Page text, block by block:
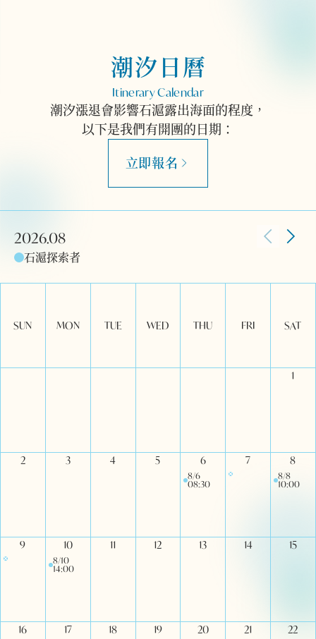
潮汐日曆
Itinerary Calendar
潮汐漲退會影響石滬露出海面的程度，
以下是我們有開團的日期：
立即報名
2026.08
石滬探索者
SUN MON TUE WED THU FRI SAT
1
2 3 4 5 6
8/6
08:30
7 8
8/8
10:00
9 10
8/10
14:00
11 12 13 14 15
16 17 18 19 20 21 22